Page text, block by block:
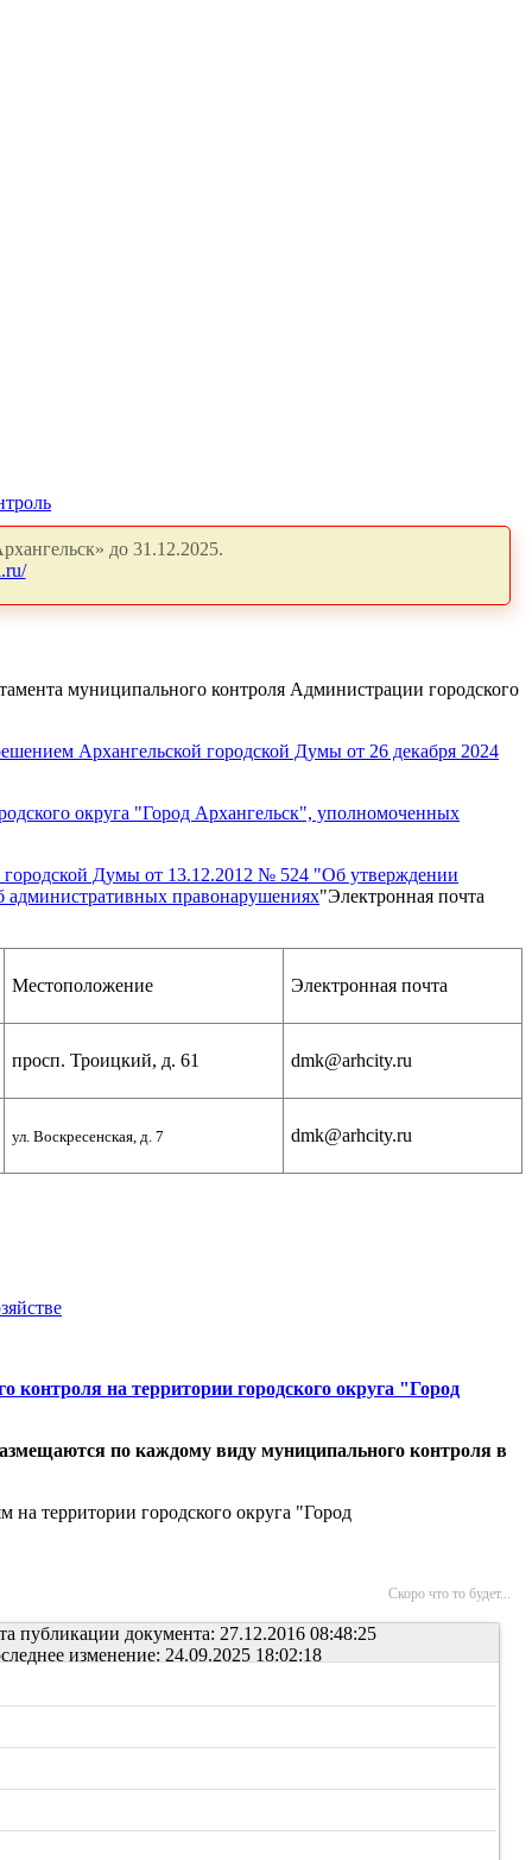
до 31.12.2025.
муниципального контроля Администрации городского
Архангельской городской Думы от 26 декабря 2024
округа "Город Архангельск", уполномоченных
Думы от 13.12.2012 № 524 "Об утверждении
административных правонарушениях"Электронная почта
Местоположение Электронная почта
просп. Троицкий, д. 61 dmk@arhcity.ru
ул. Воскресенская, д. 7 dmk@arhcity.ru
контроля на территории городского округа "Город
по каждому виду муниципального контроля в
территории городского округа "Город
Скоро что то будет...
публикации документа: 27.12.2016 08:48:25
изменение: 24.09.2025 18:02:18